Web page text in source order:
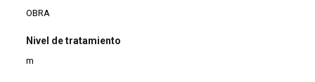
OBRA
Nivel de tratamiento
m